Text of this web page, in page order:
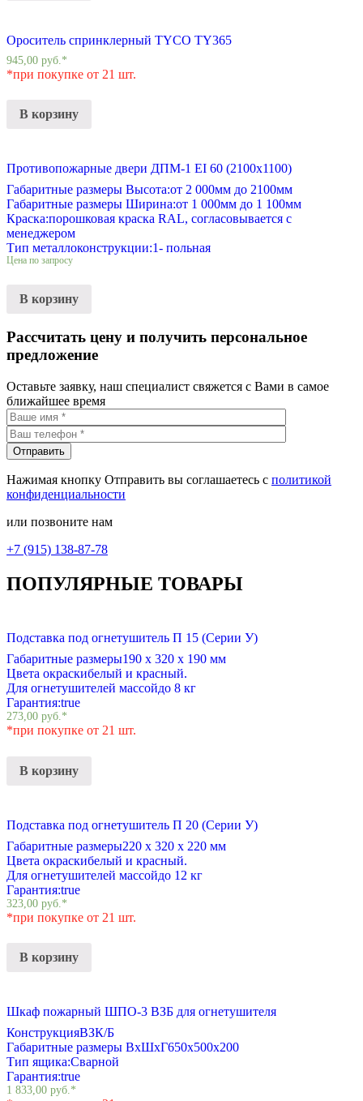
Ороситель спринклерный TYCO TY365
945,00 руб. *
*при покупке от 21 шт.
В корзину
Противопожарные двери ДПМ-1 EI 60 (2100х1100)
Габаритные размеры Высота:от 2 000мм до 2100мм
Габаритные размеры Ширина:от 1 000мм до 1 100мм
Краска:порошковая краска RAL, согласовывается с
менеджером
Тип металлоконструкции:1- польная
Цена по запросу
В корзину
Рассчитать цену и получить персональное
предложение
Оставьте заявку, наш специалист свяжется с Вами в самое
ближайшее время
Нажимая кнопку Отправить вы соглашаетесь с политикой
конфиденциальности
или позвоните нам
+7 (915) 138-87-78
ПОПУЛЯРНЫЕ ТОВАРЫ
Подставка под огнетушитель П 15 (Серии У)
Габаритные размеры190 х 320 х 190 мм
Цвета окраскибелый и красный.
Для огнетушителей массойдо 8 кг
Гарантия:true
273,00 руб. *
*при покупке от 21 шт.
В корзину
Подставка под огнетушитель П 20 (Серии У)
Габаритные размеры220 х 320 х 220 мм
Цвета окраскибелый и красный.
Для огнетушителей массойдо 12 кг
Гарантия:true
323,00 руб. *
*при покупке от 21 шт.
В корзину
Шкаф пожарный ШПО-3 ВЗБ для огнетушителя
КонструкцияВЗК/Б
Габаритные размеры ВхШхГ650х500х200
Тип ящика:Сварной
Гарантия:true
1 833,00 руб.*